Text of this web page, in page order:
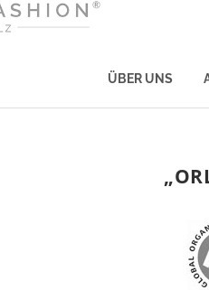
ÜBER UNS